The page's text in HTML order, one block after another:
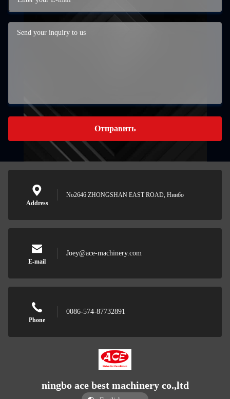
Отправить
Address
No2646 ZHONGSHAN EAST ROAD, Нинбо
E-mail
Joey@ace-machinery.com
Phone
0086-574-87732891
ningbo ace best machinery co.,ltd